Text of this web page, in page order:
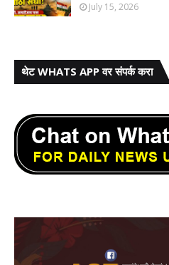
July 15, 2026
थेट WHATS APP वर संपर्क करा